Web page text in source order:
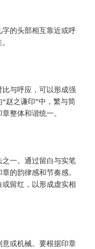
的头部相互靠近或呼
与呼应，可以形成强
赵之谦印”中，繁与简
整体和谐统一。
一。通过留白与实笔
的韵律感和节奏感。
留红，以形成虚实相
或机械。要根据印章